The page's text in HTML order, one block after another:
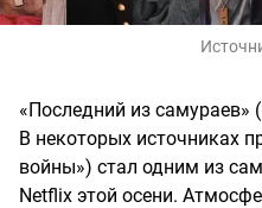
«Последний из самураев»
В некоторых источниках
войны») стал одним из
Netflix этой осени.